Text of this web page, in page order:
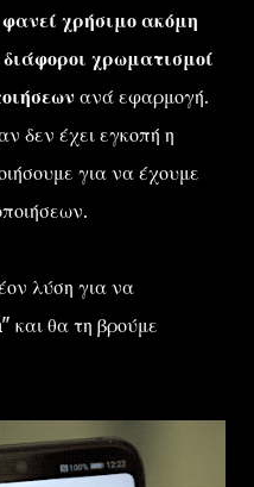
χρήσιμο ακόμη
διάφοροι χρωματισμοί
ανά εφαρμογή.
δεν έχει εγκοπή η
για να έχουμε
λύση για να
θα τη βρούμε